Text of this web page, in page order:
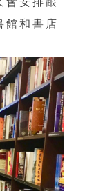
館和書店